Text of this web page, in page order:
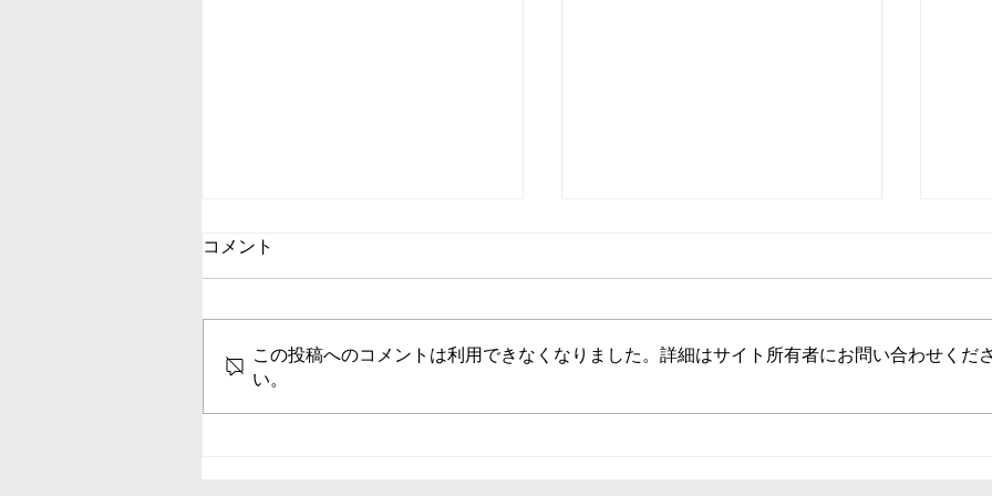
今日 土曜日もオープンしてい
上毛
コメント
この投稿へのコメントは利用できなくなりました。詳細はサイト所有者にお問い合わせくださ
い。